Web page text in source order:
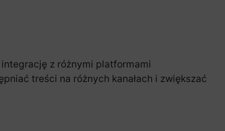
z różnymi platformami
treści na różnych kanałach i zwiększać